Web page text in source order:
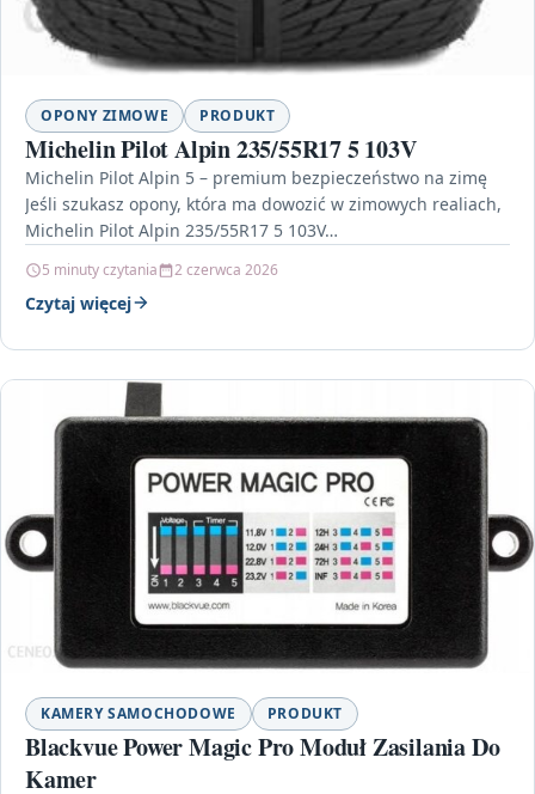
OPONY ZIMOWE PRODUKT
Michelin Pilot Alpin 235/55R17 5 103V
Michelin Pilot Alpin 5 – premium bezpieczeństwo na zimę
Jeśli szukasz opony, która ma dowozić w zimowych realiach,
Michelin Pilot Alpin 235/55R17 5 103V…
5 minuty czytania 2 czerwca 2026
Czytaj więcej
KAMERY SAMOCHODOWE PRODUKT
Blackvue Power Magic Pro Moduł Zasilania Do
Kamer